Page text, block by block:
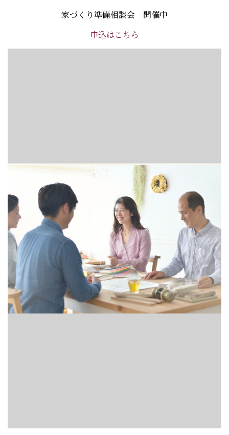
家づくり準備相談会 開催中
申込はこちら